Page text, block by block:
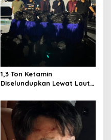
1,3 Ton Ketamin
Diselundupkan Lewat Laut
Ditangkap